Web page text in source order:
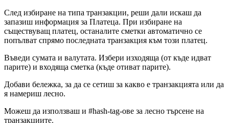
След избиране на типа транзакции, реши дали искаш да
запазиш информация за Платеца. При избиране на
съществуващ платец, останалите сметки автоматично се
попълват спрямо последната транзакция към този платец.
Въведи сумата и валутата. Избери изходяща (от къде идват
парите) и входяща сметка (къде отиват парите).
Добави бележка, за да се сетиш за какво е транзакцията или да
я намериш лесно.
Mожеш да използваш и #hash-tag-ове за лесно търсене на
транзакциите.